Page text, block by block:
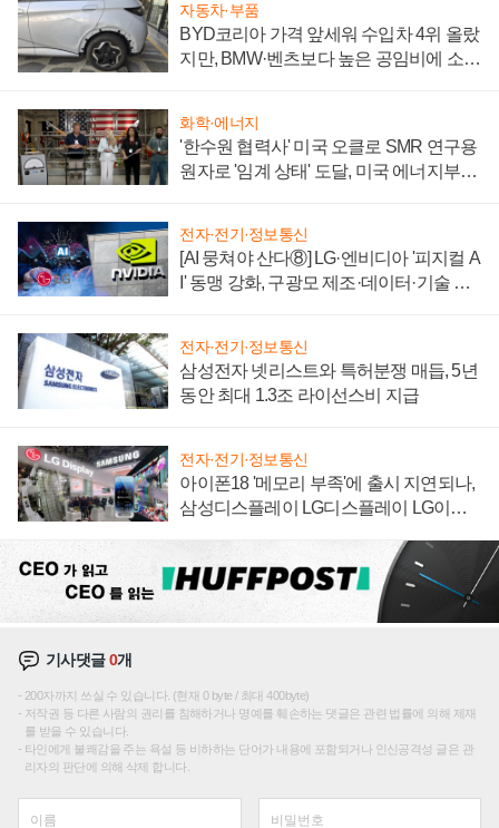
자동차·부품
BYD코리아 가격 앞세워 수입차 4위 올랐
지만, BMW·벤츠보다 높은 공임비에 소비
화학·에너지
'한수원 협력사' 미국 오클로 SMR 연구용
원자로 '임계 상태' 도달, 미국 에너지부
전자·전기·정보통신
[AI 뭉쳐야 산다⑧] LG·엔비디아 '피지컬 A
I' 동맹 강화, 구광모 제조·데이터·기술 결
전자·전기·정보통신
삼성전자 넷리스트와 특허분쟁 매듭, 5년
동안 최대 1.3조 라이선스비 지급
전자·전기·정보통신
아이폰18 '메모리 부족'에 출시 지연되나,
삼성디스플레이 LG디스플레이 LG이노
기사댓글0개
200자까지 쓰실 수 있습니다. (현재 0 byte / 최대 400byte)
저작권 등 다른 사람의 권리를 침해하거나 명예를 훼손하는 댓글은 관련 법률에 의해 제재
를 받을 수 있습니다.
타인에게 불쾌감을 주는 욕설 등 비하하는 단어가 내용에 포함되거나 인신공격성 글은 관
리자의 판단에 의해 삭제 합니다.